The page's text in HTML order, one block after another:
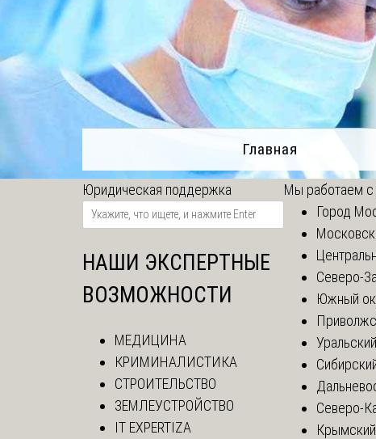
Главная
Юридическая поддержка
НАШИ ЭКСПЕРТНЫЕ
ВОЗМОЖНОСТИ
МЕДИЦИНА
КРИМИНАЛИСТИКА
СТРОИТЕЛЬСТВО
ЗЕМЛЕУСТРОЙСТВО
IT EXPERTIZA
Мы работаем с
Город
Северо-
Южный
Северо-